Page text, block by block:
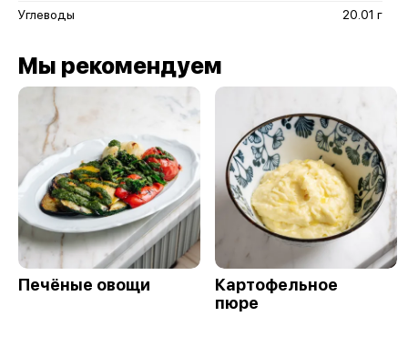
Углеводы
20.01 г
Мы рекомендуем
Печёные овощи
Картофельное
пюре